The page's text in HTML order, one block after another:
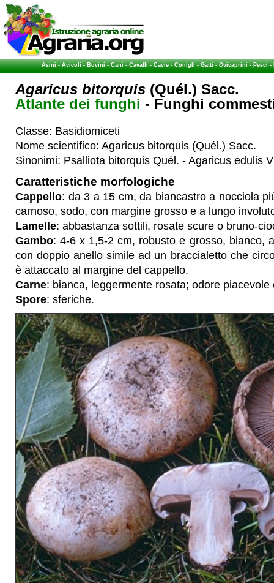
Asini-Avicoli-Bovini-Cani-Cavalli-Cavie-Conigli-Gatti-Ovicaprini-Pesci-
Agaricus bitorquis (Quél.) Sacc.
Atlante dei funghi - Funghi
Classe: Basidiomiceti
Nome scientifico: Agaricus bitorquis (Quél.) Sacc.
Sinonimi: Psalliota bitorquis Quél. - Agaricus edulis
Caratteristiche morfologiche
Cappello: da 3 a 15 cm, da biancastro a nocciola
carnoso, sodo, con margine grosso e a lungo
Lamelle: abbastanza sottili, rosate scure o bruno-
Gambo: 4-6 x 1,5-2 cm, robusto e grosso, bianco,
con doppio anello simile ad un braccialetto che
è attaccato al margine del cappello.
Carne: bianca, leggermente rosata; odore
Spore: sferiche.